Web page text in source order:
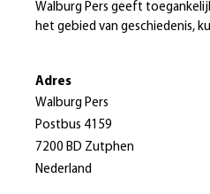
Walburg Pers geeft
het gebied van geschiedenis,
Adres
Walburg Pers
Postbus 4159
7200 BD Zutphen
Nederland